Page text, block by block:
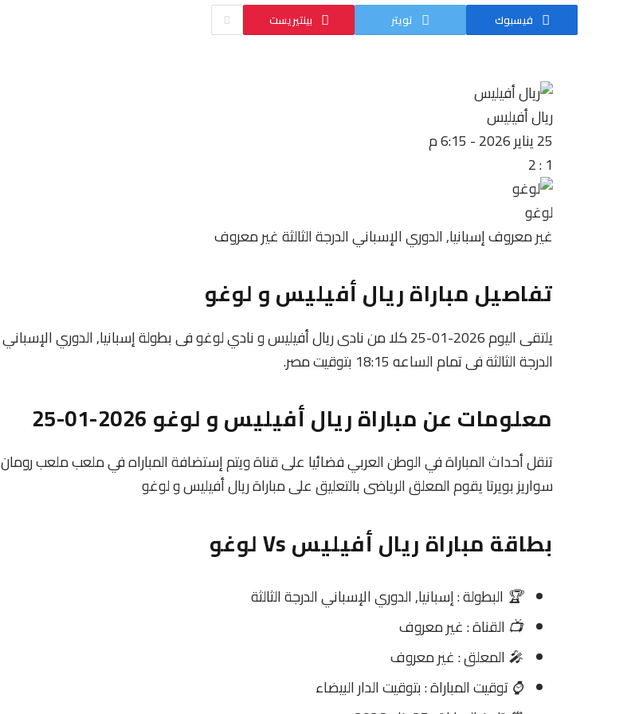
فيسبوك تويتر بينتيريست
ريال أفيليس
25 يناير 2026
- 6:15 م
1
:
2
لوغو
غير معروفإسبانيا, الدوري الإسباني الدرجة الثالثةغير معروف
تفاصيل مباراة ريال أفيليس و لوغو
يلتقى اليوم 2026-01-25 كلا من نادى ريال أفيليس و نادي لوغو فى بطولة إسبانيا, الدوري الإسباني
الدرجة الثالثة فى تمام الساعه 18:15 بتوقيت مصر.
معلومات عن مباراة ريال أفيليس و لوغو 2026-01-25
تنقل أحداث المباراة في الوطن العربي فضائيا على قناة ويتم إستضافة المباراه في ملعب ملعب رومان
سواريز بويرتا يقوم المعلق الرياضى بالتعليق على مباراة ريال أفيليس و لوغو
بطاقة مباراة ريال أفيليس Vs لوغو
🏆 البطولة : إسبانيا, الدوري الإسباني الدرجة الثالثة
📺 القناة : غير معروف
🎤المعلق : غير معروف
⌚توقيت المباراة : بتوقيت الدار البيضاء